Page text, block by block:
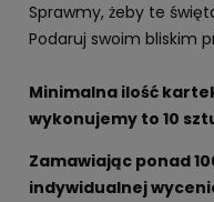
Sprawmy, żeby te
Podaruj swoim bliskim
Minimalna ilość
wykonujemy to 10
Zamawiając ponad
indywidualnej